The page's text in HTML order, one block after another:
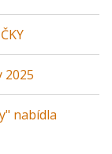
2025
nabídla